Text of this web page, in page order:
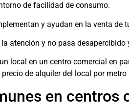
de facilidad de consumo.
y ayudan en la venta de
atención y no pasa
local en un centro comercial en
de alquiler del local por metro
en centros